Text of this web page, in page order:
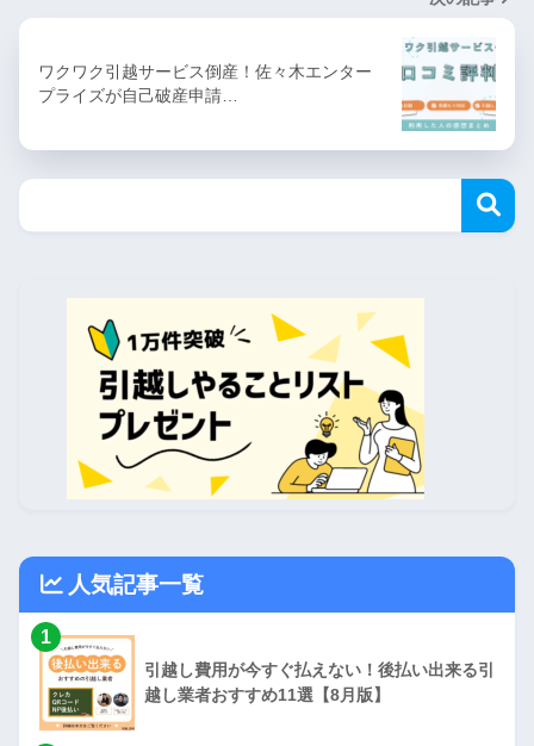
ワクワク引越サービス倒産！佐々木エンター
プライズが自己破産申請…
人気記事一覧
1
引越し費用が今すぐ払えない！後払い出来る引
越し業者おすすめ11選【8月版】